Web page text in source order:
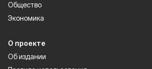
Общество
Экономика
О проекте
Об издании